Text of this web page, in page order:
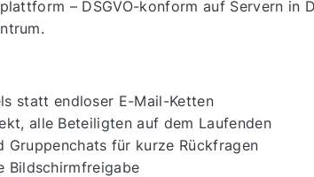
– DSGVO-konform auf Servern in
statt endloser E-Mail-Ketten
alle Beteiligten auf dem Laufenden
Gruppenchats für kurze Rückfragen
Bildschirmfreigabe